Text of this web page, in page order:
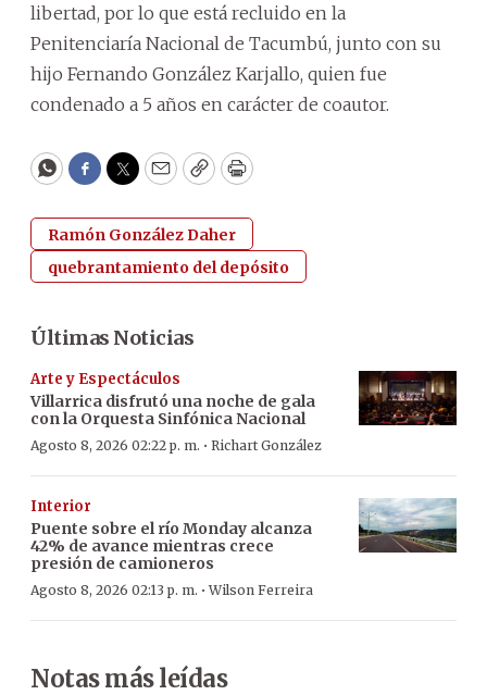
libertad, por lo que está recluido en la
Penitenciaría Nacional de Tacumbú, junto con su
hijo Fernando González Karjallo, quien fue
condenado a 5 años en carácter de coautor.
WhatsApp
Facebook
Twitter
EmailCopyPrint
Ramón González Daher
quebrantamiento del depósito
Últimas Noticias
Arte y Espectáculos
Villarrica disfrutó una noche de gala
con la Orquesta Sinfónica Nacional
Agosto 8, 2026 02:22 p. m. · Richart González
Interior
Puente sobre el río Monday alcanza
42% de avance mientras crece
presión de camioneros
Agosto 8, 2026 02:13 p. m. ·Wilson Ferreira
Notas más leídas